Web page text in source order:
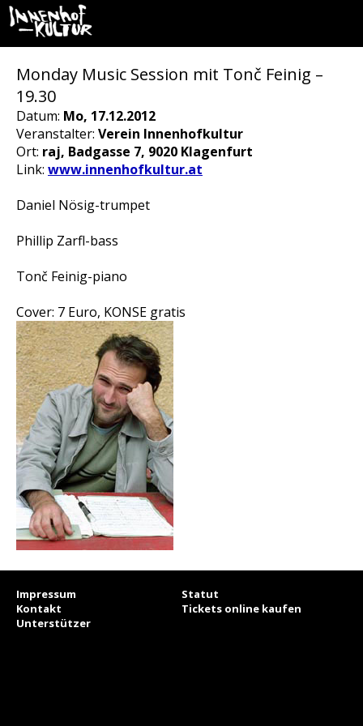
Monday Music Session mit Tonč Feinig –
19.30
Datum: Mo, 17.12.2012
Veranstalter: Verein Innenhofkultur
Ort: raj, Badgasse 7, 9020 Klagenfurt
Link: www.innenhofkultur.at
Daniel Nösig-trumpet
Phillip Zarfl-bass
Tonč Feinig-piano
Cover: 7 Euro, KONSE gratis
Impressum
Statut
Kontakt
Tickets online kaufen
Unterstützer